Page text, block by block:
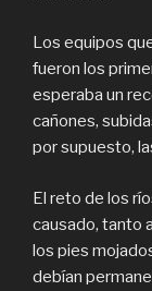
Los equipos
fueron los
esperaba un
cañones,
por supuesto,
El reto de los
causado, tanto
los pies
debían